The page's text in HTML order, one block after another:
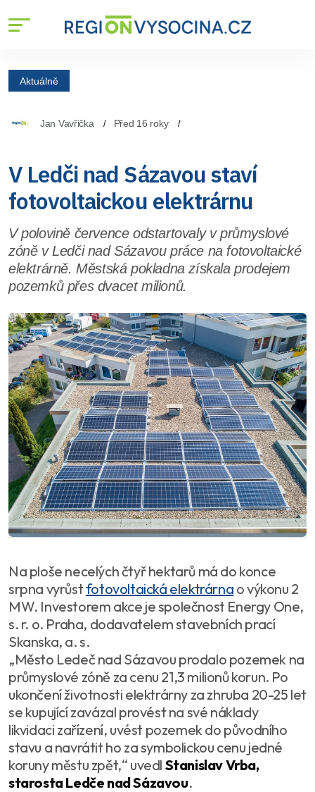
Aktuálně
Jan Vavřička Před 16 roky
V Ledči nad Sázavou staví
fotovoltaickou elektrárnu
V polovině července odstartovaly v průmyslové
zóně v Ledči nad Sázavou práce na fotovoltaické
elektrárně. Městská pokladna získala prodejem
pozemků přes dvacet milionů.
Na ploše necelých čtyř hektarů má do konce
srpna vyrůstfotovoltaická elektrárna o výkonu 2
MW. Investorem akce je společnost Energy One,
s. r. o. Praha, dodavatelem stavebních prací
Skanska, a. s.
„Město Ledeč nad Sázavou prodalo pozemek na
průmyslové zóně za cenu 21,3 milionů korun. Po
ukončení životnosti elektrárny za zhruba 20-25 let
se kupující zavázal provést na své náklady
likvidaci zařízení, uvést pozemek do původního
stavu a navrátit ho za symbolickou cenu jedné
koruny městu zpět,“ uvedl Stanislav Vrba,
starosta Ledče nad Sázavou.